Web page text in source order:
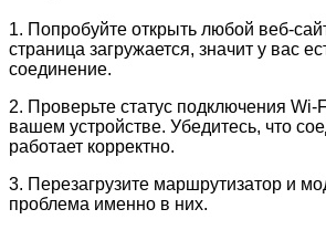
1. Попробуйте открыть любой веб-
страница загружается, значит у вас
соединение.
2. Проверьте статус подключения Wi-
вашем устройстве. Убедитесь, что
работает корректно.
3. Перезагрузите маршрутизатор и
проблема именно в них.